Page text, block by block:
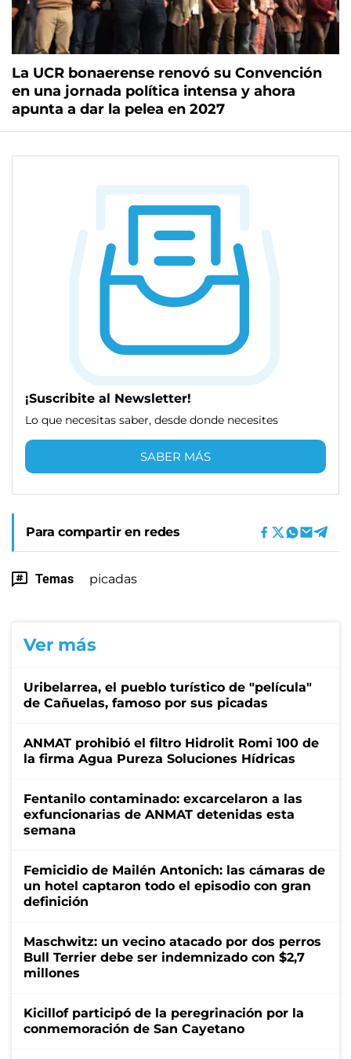
La UCR bonaerense renovó su Convención
en una jornada política intensa y ahora
apunta a dar la pelea en 2027
¡Suscribite al Newsletter!
Lo que necesitas saber, desde donde necesites
SABER MÁS
Para compartir en redes
Temas picadas
Ver más
Uribelarrea, el pueblo turístico de "película"
de Cañuelas, famoso por sus picadas
ANMAT prohibió el filtro Hidrolit Romi 100 de
la firma Agua Pureza Soluciones Hídricas
Fentanilo contaminado: excarcelaron a las
exfuncionarias de ANMAT detenidas esta
semana
Femicidio de Mailén Antonich: las cámaras de
un hotel captaron todo el episodio con gran
definición
Maschwitz: un vecino atacado por dos perros
Bull Terrier debe ser indemnizado con $2,7
millones
Kicillof participó de la peregrinación por la
conmemoración de San Cayetano